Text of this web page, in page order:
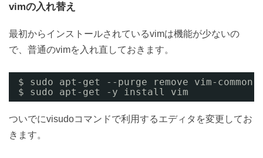
vimの入れ替え
最初からインストールされているvimは機能が少ないの
で、普通のvimを入れ直しておきます。
$ sudo apt-get --purge remove vim-common
$ sudo apt-get -y install vim
ついでにvisudoコマンドで利用するエディタを変更してお
きます。